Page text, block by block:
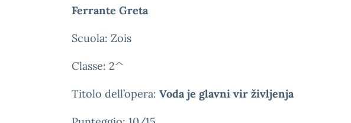
Ferrante Greta
Scuola: Zois
Classe: 2^
Titolo dell’opera: Voda je glavni vir življenja